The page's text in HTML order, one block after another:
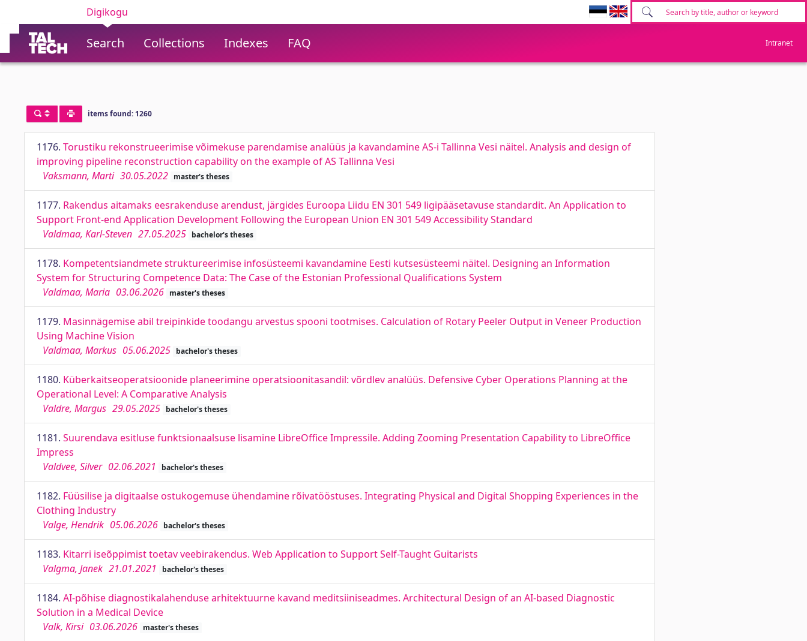
Digikogu
Search Collections Indexes FAQ Intranet
items found: 1260
1176. Torustiku rekonstrueerimise võimekuse parendamise analüüs ja kavandamine AS-i Tallinna Vesi näitel. Analysis and design of
improving pipeline reconstruction capability on the example of AS Tallinna Vesi
Vaksmann, Marti 30.05.2022 master's theses
1177. Rakendus aitamaks eesrakenduse arendust, järgides Euroopa Liidu EN 301 549 ligipääsetavuse standardit. An Application to
Support Front-end Application Development Following the European Union EN 301 549 Accessibility Standard
Valdmaa, Karl-Steven 27.05.2025 bachelor's theses
1178. Kompetentsiandmete struktureerimise infosüsteemi kavandamine Eesti kutsesüsteemi näitel. Designing an Information
System for Structuring Competence Data: The Case of the Estonian Professional Qualifications System
Valdmaa, Maria 03.06.2026 master's theses
1179. Masinnägemise abil treipinkide toodangu arvestus spooni tootmises. Calculation of Rotary Peeler Output in Veneer Production
Using Machine Vision
Valdmaa, Markus 05.06.2025 bachelor's theses
1180. Küberkaitseoperatsioonide planeerimine operatsioonitasandil: võrdlev analüüs. Defensive Cyber Operations Planning at the
Operational Level: A Comparative Analysis
Valdre, Margus 29.05.2025 bachelor's theses
1181. Suurendava esitluse funktsionaalsuse lisamine LibreOffice Impressile. Adding Zooming Presentation Capability to LibreOffice
Impress
Valdvee, Silver 02.06.2021 bachelor's theses
1182. Füüsilise ja digitaalse ostukogemuse ühendamine rõivatööstuses. Integrating Physical and Digital Shopping Experiences in the
Clothing Industry
Valge, Hendrik 05.06.2026 bachelor's theses
1183. Kitarri iseõppimist toetav veebirakendus. Web Application to Support Self-Taught Guitarists
Valgma, Janek 21.01.2021 bachelor's theses
1184. AI-põhise diagnostikalahenduse arhitektuurne kavand meditsiiniseadmes. Architectural Design of an AI-based Diagnostic
Solution in a Medical Device
Valk, Kirsi 03.06.2026 master's theses